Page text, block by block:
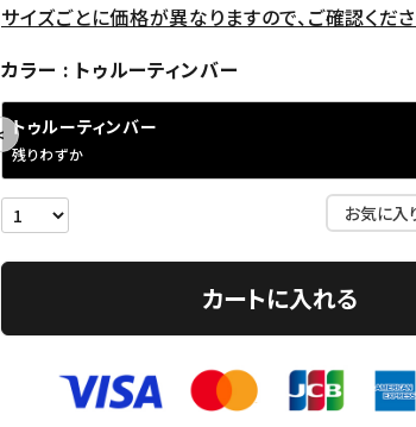
サイズごとに価格が異なりますので、ご確認くだ
カラー
トゥルーティンバー
トゥルーティンバー
残りわずか
お気に入
カートに入れる